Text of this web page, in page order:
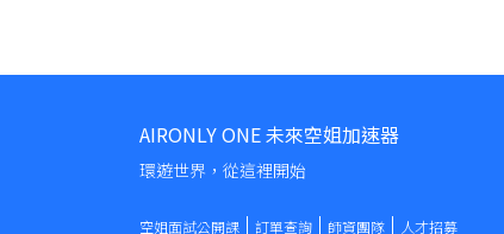
AIRONLY ONE 未來空姐加速器
環遊世界，從這裡開始
空姐面試公開課 訂單查詢 師資團隊 人才招募